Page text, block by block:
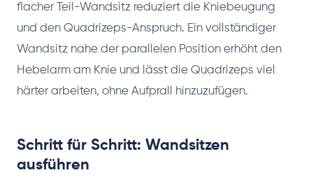
flacher Teil-Wandsitz reduziert die Kniebeugung
und den Quadrizeps-Anspruch. Ein vollständiger
Wandsitz nahe der parallelen Position erhöht den
Hebelarm am Knie und lässt die Quadrizeps viel
härter arbeiten, ohne Aufprall hinzuzufügen.
Schritt für Schritt: Wandsitzen
ausführen